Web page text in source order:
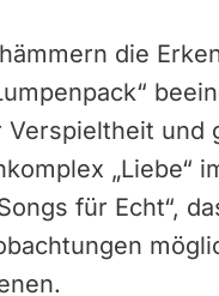
die
und
„Liebe“
für Echt“,